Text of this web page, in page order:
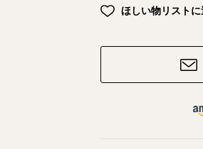
ほしい物リストに